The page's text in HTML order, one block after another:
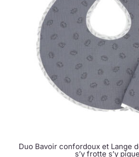
Duo Bavoir confordoux et Lange
s’y frotte s’y